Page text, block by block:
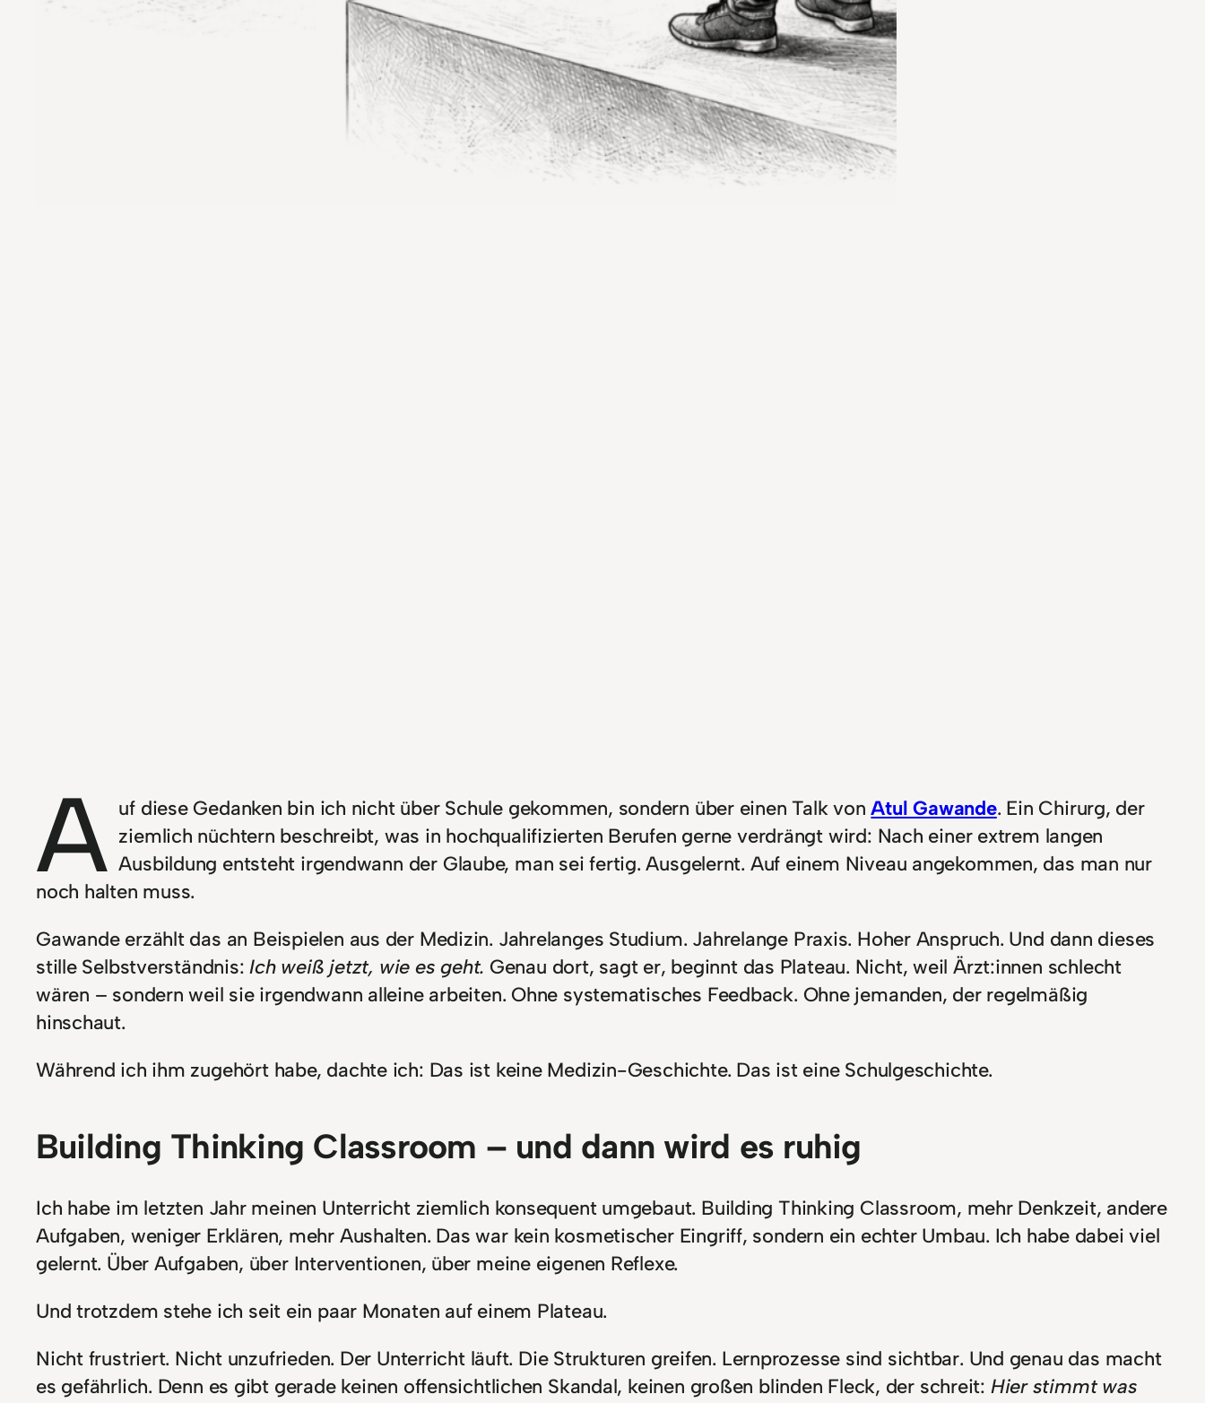
A uf diese Gedanken bin ich nicht über Schule gekommen, sondern über einen Talk vonAtul Gawande. Ein Chirurg, der
ziemlich nüchtern beschreibt, was in hochqualifizierten Berufen gerne verdrängt wird: Nach einer extrem langen
Ausbildung entsteht irgendwann der Glaube, man sei fertig. Ausgelernt. Auf einem Niveau angekommen, das man nur
noch halten muss.
Gawande erzählt das an Beispielen aus der Medizin. Jahrelanges Studium. Jahrelange Praxis. Hoher Anspruch. Und dann dieses
stille Selbstverständnis:Ich weiß jetzt, wie es geht. Genau dort, sagt er, beginnt das Plateau. Nicht, weil Ärzt:innen schlecht
wären – sondern weil sie irgendwann alleine arbeiten. Ohne systematisches Feedback. Ohne jemanden, der regelmäßig
hinschaut.
Während ich ihm zugehört habe, dachte ich: Das ist keine Medizin-Geschichte. Das ist eine Schulgeschichte.
Building Thinking Classroom – und dann wird es ruhig
Ich habe im letzten Jahr meinen Unterricht ziemlich konsequent umgebaut. Building Thinking Classroom, mehr Denkzeit, andere
Aufgaben, weniger Erklären, mehr Aushalten. Das war kein kosmetischer Eingriff, sondern ein echter Umbau. Ich habe dabei viel
gelernt. Über Aufgaben, über Interventionen, über meine eigenen Reflexe.
Und trotzdem stehe ich seit ein paar Monaten auf einem Plateau.
Nicht frustriert. Nicht unzufrieden. Der Unterricht läuft. Die Strukturen greifen. Lernprozesse sind sichtbar. Und genau das macht
es gefährlich. Denn es gibt gerade keinen offensichtlichen Skandal, keinen großen blinden Fleck, der schreit: Hier stimmt was